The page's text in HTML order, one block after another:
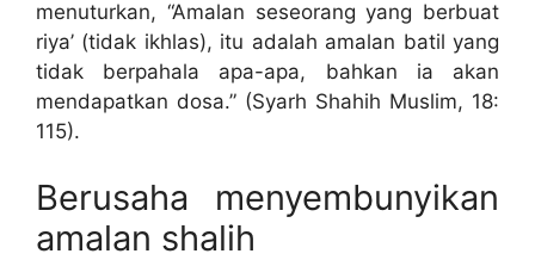
menuturkan, “Amalan seseorang yang berbuat
riya’ (tidak ikhlas), itu adalah amalan batil yang
tidak berpahala apa-apa, bahkan ia akan
mendapatkan dosa.” (Syarh Shahih Muslim, 18:
115).
Berusaha menyembunyikan
amalan shalih